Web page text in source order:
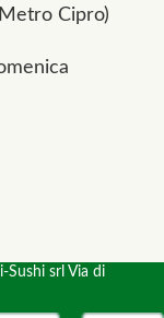
Cipro)
srl Via di